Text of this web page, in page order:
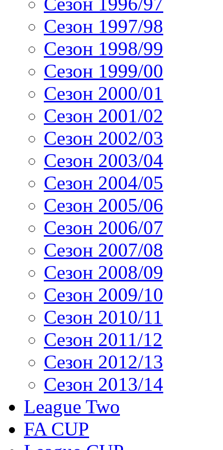
Сезон 1997/98
Сезон 1998/99
Сезон 1999/00
Сезон 2000/01
Сезон 2001/02
Сезон 2002/03
Сезон 2003/04
Сезон 2004/05
Сезон 2005/06
Сезон 2006/07
Сезон 2007/08
Сезон 2008/09
Сезон 2009/10
Сезон 2010/11
Сезон 2011/12
Сезон 2012/13
Сезон 2013/14
League Two
FA CUP